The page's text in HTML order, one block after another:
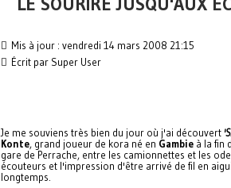
Mis à jour : vendredi 14 mars 2008 21:15
Écrit par Super User
Je me souviens très bien du jour où j'ai découvert
Konte, grand joueur de kora né en Gambie à la fin
gare de Perrache, entre les camionnettes et les
écouteurs et l'impression d'être arrivé de fil en
longtemps.